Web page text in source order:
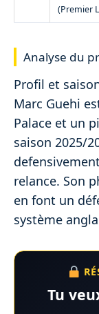
(Premier
Analyse du
Profil et
Marc Guehi
Palace et un
saison 2025/
relance. Son
en font un
système
Tu